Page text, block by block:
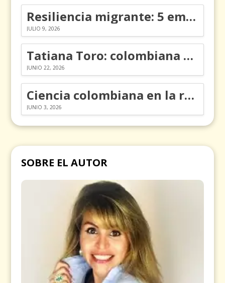
Resiliencia migrante: 5 emociones y cómo gestionarlas
JULIO 9, 2026
Tatiana Toro: colombiana que cambió la historia de las matemáticas
JUNIO 22, 2026
Ciencia colombiana en la revolución de los órganos en chips
JUNIO 3, 2026
SOBRE EL AUTOR